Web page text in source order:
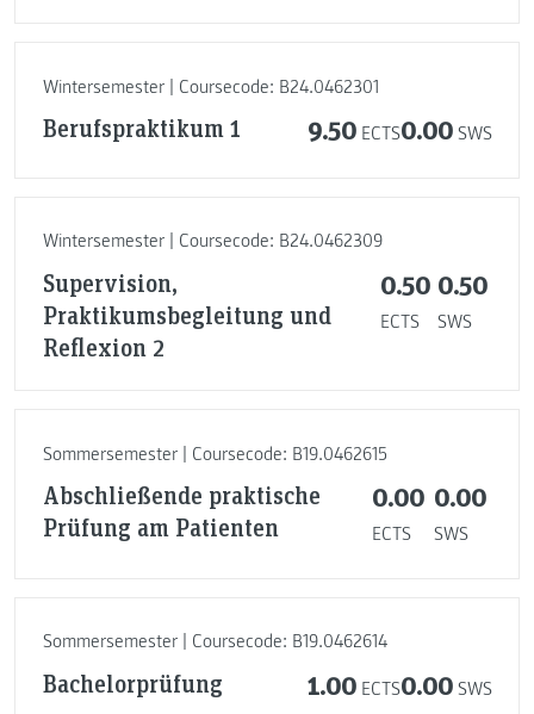
Wintersemester | Coursecode: B24.0462301
Berufspraktikum 1 9.50 ECTS0.00 SWS
Wintersemester | Coursecode: B24.0462309
Supervision,
Praktikumsbegleitung und
Reflexion 2
0.50
ECTS
0.50
SWS
Sommersemester | Coursecode: B19.0462615
Abschließende praktische
Prüfung am Patienten
0.00
ECTS
0.00
SWS
Sommersemester | Coursecode: B19.0462614
Bachelorprüfung 1.00 ECTS0.00 SWS